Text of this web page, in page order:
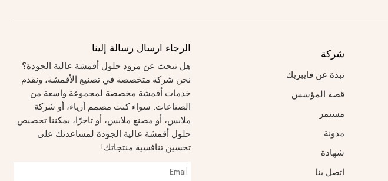
شركة
نبذة عن فايبريك
قصة المؤسس
مستمر
مدونة
شهادة
اتصل بنا
الرجاء ارسال رسالة إلينا
هل تبحث عن مزود حلول أقمشة عالية الجودة؟
نحن شركة متخصصة في تصنيع الأقمشة، ونقدم
خدمات أقمشة مخصصة لمجموعة واسعة من
الصناعات. سواء كنت مصمم أزياء، أو شركة
ملابس، أو مصنع ملابس، أو تاجرًا، يمكننا تخصيص
حلول أقمشة عالية الجودة لمساعدتك على
تحسين تنافسية منتجاتك!